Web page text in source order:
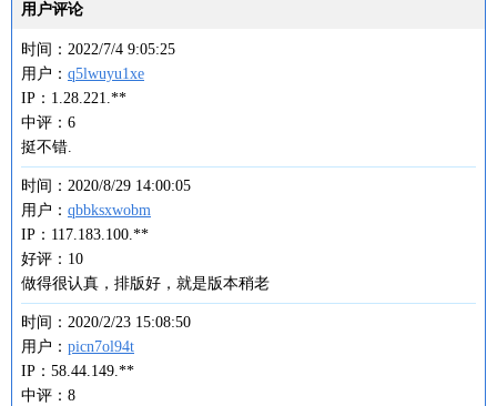
用户评论
时间：2022/7/4 9:05:25
用户： q5lwuyu1xe
IP：1.28.221.**
中评：6
挺不错.
时间：2020/8/29 14:00:05
用户： qbbksxwobm
IP：117.183.100.**
好评：10
做得很认真，排版好，就是版本稍老
时间：2020/2/23 15:08:50
用户： picn7ol94t
IP：58.44.149.**
中评：8